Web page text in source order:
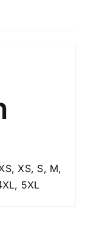
XS, S, M,
5XL